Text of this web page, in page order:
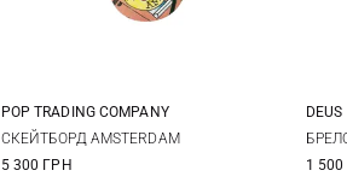
One Size
POP TRADING COMPANY
СКЕЙТБОРД AMSTERDAM
5 300 ГРН
1